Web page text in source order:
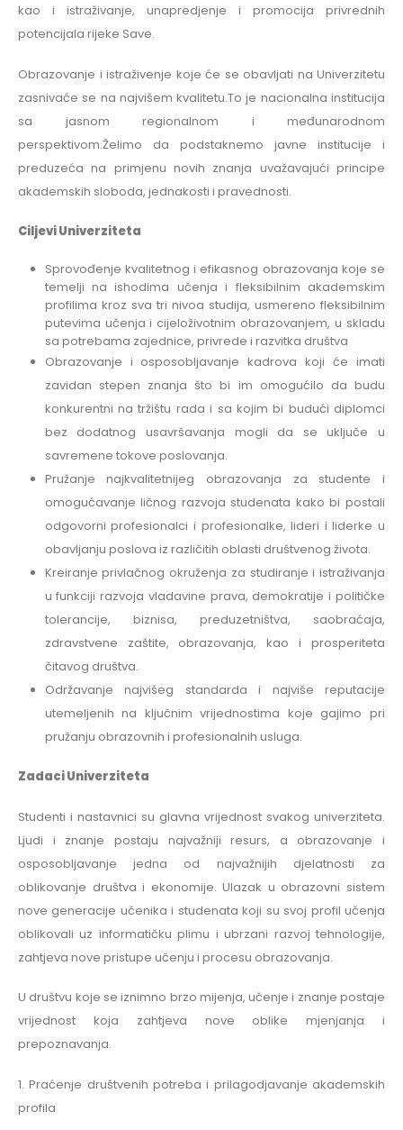
kao i istraživanje, unapredjenje i promocija privrednih
potencijala rijeke Save.
Obrazovanje i istraživenje koje će se obavljati na Univerzitetu
zasnivaće se na najvišem kvalitetu.To je nacionalna institucija
sa jasnom regionalnom i međunarodnom
perspektivom.Želimo da podstaknemo javne institucije i
preduzeća na primjenu novih znanja uvažavajući principe
akademskih sloboda, jednakosti i pravednosti.
Ciljevi Univerziteta
Sprovođenje kvalitetnog i efikasnog obrazovanja koje se
temelji na ishodima učenja i fleksibilnim akademskim
profilima kroz sva tri nivoa studija, usmereno fleksibilnim
putevima učenja i cijeloživotnim obrazovanjem, u skladu
sa potrebama zajednice, privrede i razvitka društva
Obrazovanje i osposobljavanje kadrova koji će imati
zavidan stepen znanja što bi im omogućilo da budu
konkurentni na tržištu rada i sa kojim bi budući diplomci
bez dodatnog usavršavanja mogli da se uključe u
savremene tokove poslovanja.
Pružanje najkvalitetnijeg obrazovanja za studente i
omogućavanje ličnog razvoja studenata kako bi postali
odgovorni profesionalci i profesionalke, lideri i liderke u
obavljanju poslova iz različitih oblasti društvenog života.
Kreiranje privlačnog okruženja za studiranje i istraživanja
u funkciji razvoja vladavine prava, demokratije i političke
tolerancije, biznisa, preduzetništva, saobraćaja,
zdravstvene zaštite, obrazovanja, kao i prosperiteta
čitavog društva.
Održavanje najvišeg standarda i najviše reputacije
utemeljenih na ključnim vrijednostima koje gajimo pri
pružanju obrazovnih i profesionalnih usluga.
Zadaci Univerziteta
Studenti i nastavnici su glavna vrijednost svakog univerziteta.
Ljudi i znanje postaju najvažniji resurs, a obrazovanje i
osposobljavanje jedna od najvažnijih djelatnosti za
oblikovanje društva i ekonomije. Ulazak u obrazovni sistem
nove generacije učenika i studenata koji su svoj profil učenja
oblikovali uz informatičku plimu i ubrzani razvoj tehnologije,
zahtjeva nove pristupe učenju i procesu obrazovanja.
U društvu koje se iznimno brzo mijenja, učenje i znanje postaje
vrijednost koja zahtjeva nove oblike mjenjanja i
prepoznavanja.
1. Praćenje društvenih potreba i prilagodjavanje akademskih
profila